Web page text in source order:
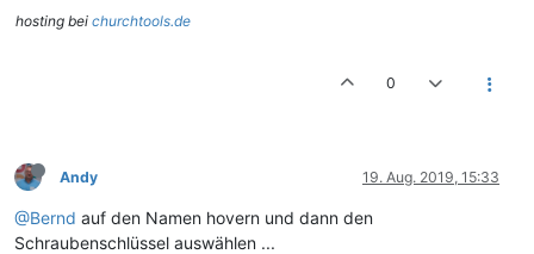
hosting bei churchtools.de
0
Andy 19. Aug. 2019, 15:33
@Bernd auf den Namen hovern und dann den
Schraubenschlüssel auswählen ...